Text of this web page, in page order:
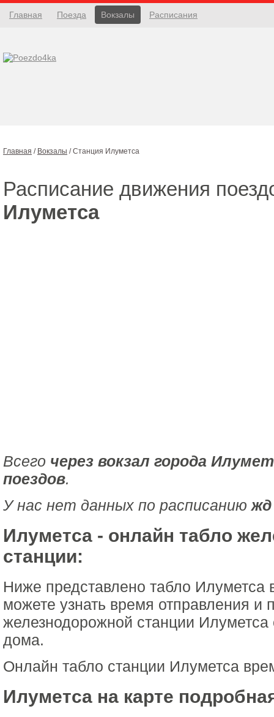
Главная Поезда Вокзалы Расписания
Главная / Вокзалы /Станция Илуметса
Расписание движения
Илуметса
Всего через вокзал города
поездов.
У нас нет данных по расписанию
Илуметса - онлайн табло
станции:
Ниже представлено табло
можете узнать время отправления и
железнодорожной станции
дома.
Онлайн табло станции Илуметса
Илуметса на карте